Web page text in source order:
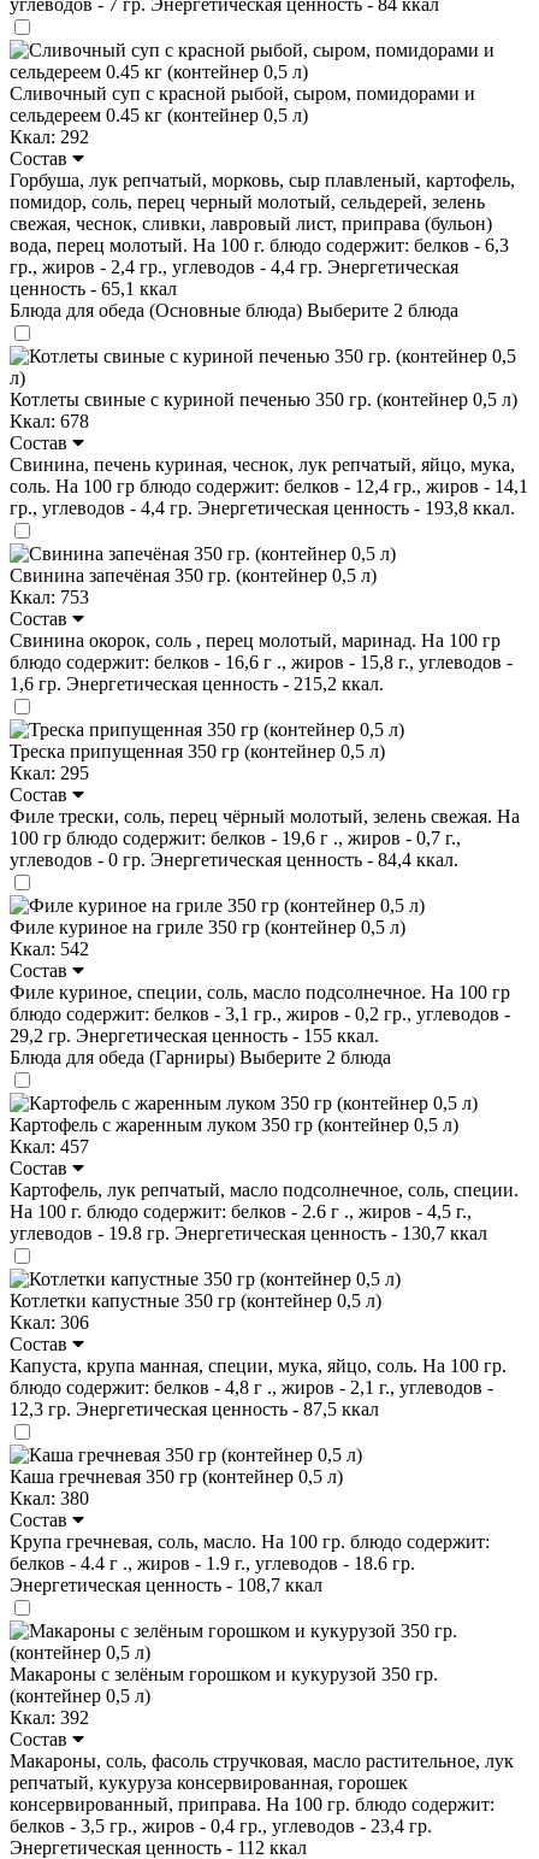
Сливочный суп с красной рыбой, сыром, помидорами и
сельдереем 0.45 кг (контейнер 0,5 л)
Ккал: 292
Состав
Горбуша, лук репчатый, морковь, сыр плавленый, картофель,
помидор, соль, перец черный молотый, сельдерей, зелень
свежая, чеснок, сливки, лавровый лист, приправа (бульон)
вода, перец молотый. На 100 г. блюдо содержит: белков - 6,3
гр., жиров - 2,4 гр., углеводов - 4,4 гр. Энергетическая
ценность - 65,1 ккал
Блюда для обеда (Основные блюда) Выберите 2 блюда
Котлеты свиные с куриной печенью 350 гр. (контейнер 0,5 л)
Ккал: 678
Состав
Свинина, печень куриная, чеснок, лук репчатый, яйцо, мука,
соль. На 100 гр блюдо содержит: белков - 12,4 гр., жиров - 14,1
гр., углеводов - 4,4 гр. Энергетическая ценность - 193,8 ккал.
Свинина запечёная 350 гр. (контейнер 0,5 л)
Ккал: 753
Состав
Свинина окорок, соль , перец молотый, маринад. На 100 гр
блюдо содержит: белков - 16,6 г ., жиров - 15,8 г., углеводов -
1,6 гр. Энергетическая ценность - 215,2 ккал.
Треска припущенная 350 гр (контейнер 0,5 л)
Ккал: 295
Состав
Филе трески, соль, перец чёрный молотый, зелень свежая. На
100 гр блюдо содержит: белков - 19,6 г ., жиров - 0,7 г.,
углеводов - 0 гр. Энергетическая ценность - 84,4 ккал.
Филе куриное на гриле 350 гр (контейнер 0,5 л)
Ккал: 542
Состав
Филе куриное, специи, соль, масло подсолнечное. На 100 гр
блюдо содержит: белков - 3,1 гр., жиров - 0,2 гр., углеводов -
29,2 гр. Энергетическая ценность - 155 ккал.
Блюда для обеда (Гарниры) Выберите 2 блюда
Картофель с жаренным луком 350 гр (контейнер 0,5 л)
Ккал: 457
Состав
Картофель, лук репчатый, масло подсолнечное, соль, специи.
На 100 г. блюдо содержит: белков - 2.6 г ., жиров - 4,5 г.,
углеводов - 19.8 гр. Энергетическая ценность - 130,7 ккал
Котлетки капустные 350 гр (контейнер 0,5 л)
Ккал: 306
Состав
Капуста, крупа манная, специи, мука, яйцо, соль. На 100 гр.
блюдо содержит: белков - 4,8 г ., жиров - 2,1 г., углеводов -
12,3 гр. Энергетическая ценность - 87,5 ккал
Каша гречневая 350 гр (контейнер 0,5 л)
Ккал: 380
Состав
Крупа гречневая, соль, масло. На 100 гр. блюдо содержит:
белков - 4.4 г ., жиров - 1.9 г., углеводов - 18.6 гр.
Энергетическая ценность - 108,7 ккал
Макароны с зелёным горошком и кукурузой 350 гр.
(контейнер 0,5 л)
Ккал: 392
Состав
Макароны, соль, фасоль стручковая, масло растительное, лук
репчатый, кукуруза консервированная, горошек
консервированный, приправа. На 100 гр. блюдо содержит:
белков - 3,5 гр., жиров - 0,4 гр., углеводов - 23,4 гр.
Энергетическая ценность - 112 ккал